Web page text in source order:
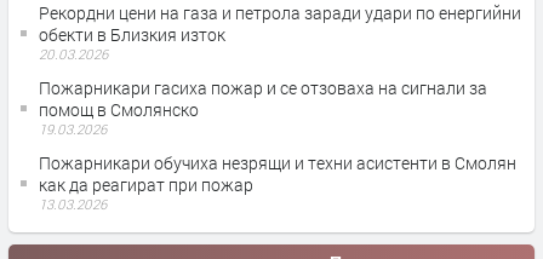
Рекордни цени на газа и петрола заради удари по енергийни
обекти в Близкия изток
20.03.2026
Пожарникари гасиха пожар и се отзоваха на сигнали за
помощ в Смолянско
19.03.2026
Пожарникари обучиха незрящи и техни асистенти в Смолян
как да реагират при пожар
13.03.2026